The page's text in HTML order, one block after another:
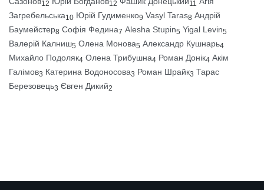
12 12 11
Загребельська10 Юрій Гудименко9 Vasyl Taras8 Андрій
Баумейстер8 Софія Федина7 Alesha Stupin5 Yigal Levin5
Валерій Калниш5 Олена Монова5 Александр Кушнарь4
Михайло Подоляк4 Олена Трибушна4 Роман Донік4 Акім
Галімов3 Катерина Водоносова3 Роман Шрайк3 Тарас
Березовець3 Євген Дикий2